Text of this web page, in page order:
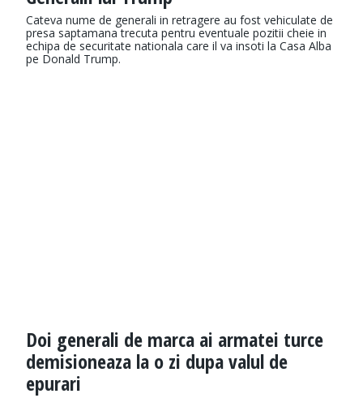
Cateva nume de generali in retragere au fost vehiculate de
presa saptamana trecuta pentru eventuale pozitii cheie in
echipa de securitate nationala care il va insoti la Casa Alba
pe Donald Trump.
Doi generali de marca ai armatei turce
demisioneaza la o zi dupa valul de
epurari